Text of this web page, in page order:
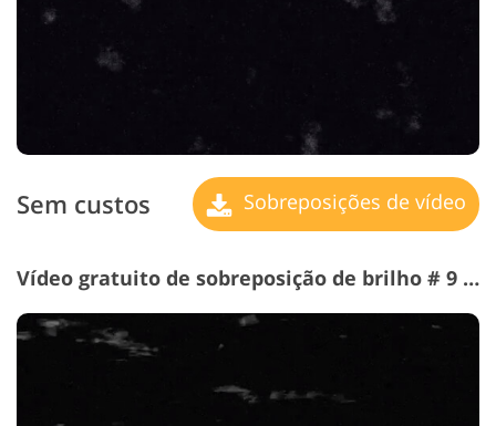
Sem custos Sobreposições de vídeo
Vídeo gratuito de sobreposição de brilho # 9 "Signs de Time"